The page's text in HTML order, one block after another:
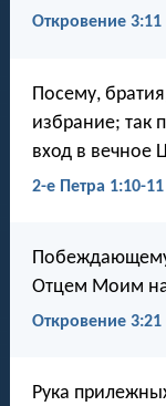
Откровение 3:11
Посему,
избрание; так
вход в вечное
2-е Петра 1:10-11
Побеждающему
Отцем Моим на
Откровение 3:21
Рука